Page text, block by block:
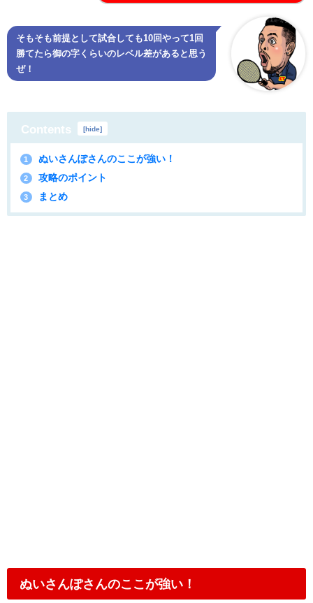
そもそも前提として試合しても10回やって1回
勝てたら御の字くらいのレベル差があると思う
ぜ！
Contents [hide]
1 ぬいさんぽさんのここが強い！
2 攻略のポイント
3 まとめ
ぬいさんぽさんのここが強い！